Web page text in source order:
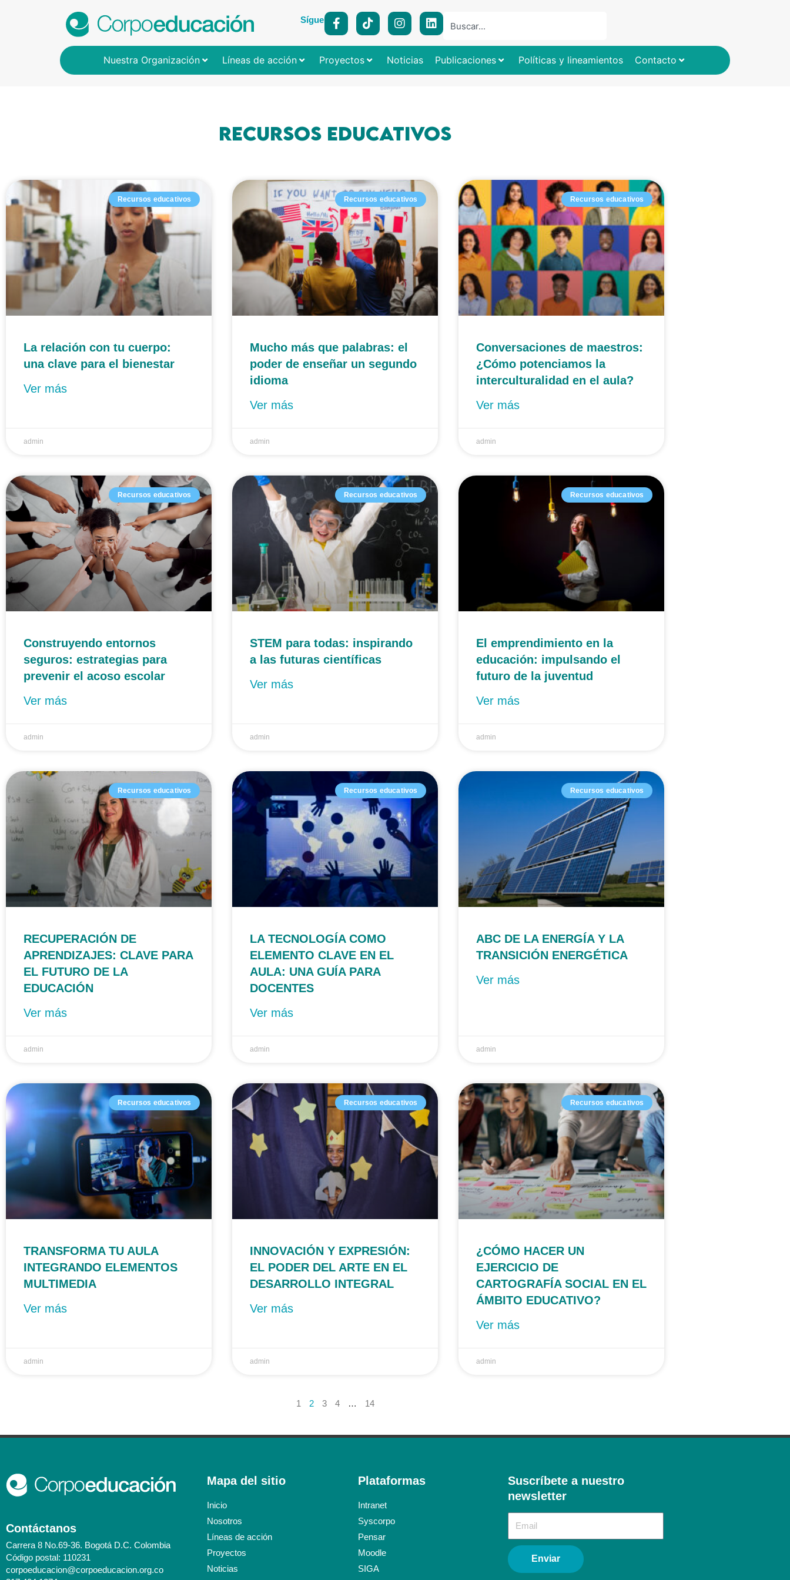
Síguenos:
Nuestra Organización Líneas de acción Proyectos Noticias Publicaciones Políticas y lineamientos Contacto
recursos educativos
Recursos educativos
La relación con tu cuerpo:
una clave para el bienestar
Ver más
admin
Recursos educativos
Mucho más que palabras: el
poder de enseñar un segundo
idioma
Ver más
admin
Recursos educativos
Conversaciones de maestros:
¿Cómo potenciamos la
interculturalidad en el aula?
Ver más
admin
Recursos educativos
Construyendo entornos
seguros: estrategias para
prevenir el acoso escolar
Ver más
admin
Recursos educativos
STEM para todas: inspirando
a las futuras científicas
Ver más
admin
Recursos educativos
El emprendimiento en la
educación: impulsando el
futuro de la juventud
Ver más
admin
Recursos educativos
RECUPERACIÓN DE
APRENDIZAJES: CLAVE PARA
EL FUTURO DE LA
EDUCACIÓN
Ver más
admin
Recursos educativos
LA TECNOLOGÍA COMO
ELEMENTO CLAVE EN EL
AULA: UNA GUÍA PARA
DOCENTES
Ver más
admin
Recursos educativos
ABC DE LA ENERGÍA Y LA
TRANSICIÓN ENERGÉTICA
Ver más
admin
Recursos educativos
TRANSFORMA TU AULA
INTEGRANDO ELEMENTOS
MULTIMEDIA
Ver más
admin
Recursos educativos
INNOVACIÓN Y EXPRESIÓN:
EL PODER DEL ARTE EN EL
DESARROLLO INTEGRAL
Ver más
admin
Recursos educativos
¿CÓMO HACER UN
EJERCICIO DE
CARTOGRAFÍA SOCIAL EN EL
ÁMBITO EDUCATIVO?
Ver más
admin
1 2 3 4 … 14
Contáctanos
Carrera 8 No.69-36. Bogotá D.C. Colombia
Código postal: 110231
corpoeducacion@corpoeducacion.org.co
Mapa del sitio
Inicio
Nosotros
Líneas de acción
Proyectos
Noticias
Plataformas
Intranet
Syscorpo
Pensar
Moodle
SIGA
Suscríbete a nuestro
newsletter​
Enviar